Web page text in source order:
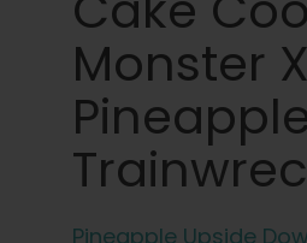
Monster X
Pineapple Upside